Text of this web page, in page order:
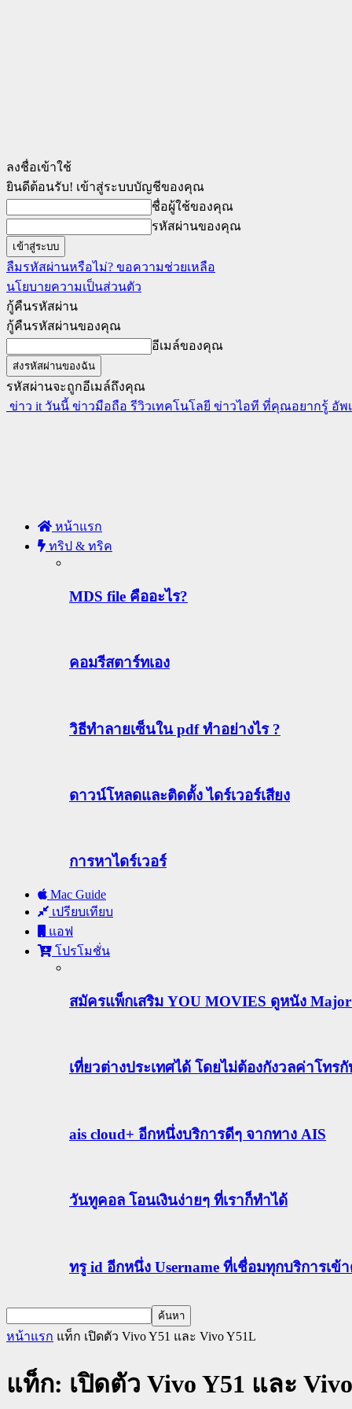
ลงชื่อเข้าใช้
ยินดีต้อนรับ! เข้าสู่ระบบบัญชีของคุณ
ชื่อผู้ใช้ของคุณ
รหัสผ่านของคุณ
ลืมรหัสผ่านหรือไม่? ขอความช่วยเหลือ
นโยบายความเป็นส่วนตัว
กู้คืนรหัสผ่าน
กู้คืนรหัสผ่านของคุณ
อีเมล์ของคุณ
รหัสผ่านจะถูกอีเมล์ถึงคุณ
ข่าว it วันนี้ ข่าวมือถือ รีวิวเทคโนโลยี ข่าวไอที ที่คุณอยากรู้ อัพ
หน้าแรก
ทริป & ทริค
MDS file คืออะไร?
คอมรีสตาร์ทเอง
วิธีทําลายเซ็นใน pdf ทำอย่างไร ?
ดาวน์โหลดและติดตั้ง ไดร์เวอร์เสียง
การหาไดร์เวอร์
Mac Guide
เปรียบเทียบ
แอฟ
โปรโมชั่น
สมัครแพ็กเสริม YOU MOVIES ดูหนัง
เที่ยวต่างประเทศได้ โดยไม่ต้องกังวลค่าโทร
ais cloud+ อีกหนึ่งบริการดีๆ จากทาง AIS
วันทูคอล โอนเงินง่ายๆ ที่เราก็ทำได้
ทรู id อีกหนึ่ง Username ที่เชื่อมทุกบริการเข้
หน้าแรก แท็ก เปิดตัว Vivo Y51 และ Vivo Y51L
แท็ก: เปิดตัว Vivo Y51 และ